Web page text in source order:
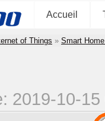
Accueil
of Things » Smart
2019-10-